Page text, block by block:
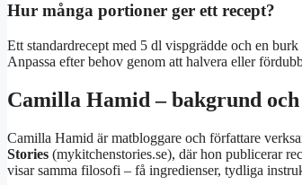
Hur många portioner ger ett recept?
Ett standardrecept med 5 dl vispgrädde och en
Anpassa efter behov genom att halvera eller
Camilla Hamid – bakgrund
Camilla Hamid är matbloggare och författare
Stories (mykitchenstories.se), där hon publicerar
visar samma filosofi – få ingredienser, tydliga